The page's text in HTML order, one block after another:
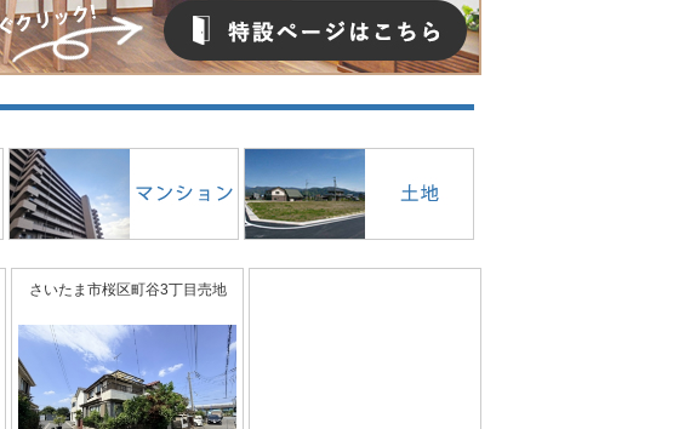
さいたま市桜区町谷3丁目売地